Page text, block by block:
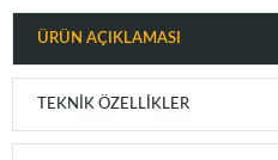
ÜRÜN AÇIKLAMASI
TEKNIK ÖZELLIKLER